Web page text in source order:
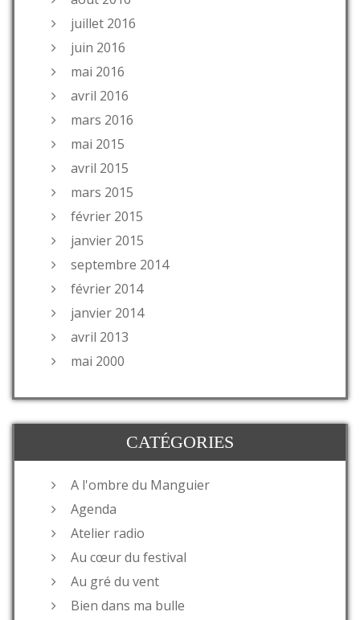
juillet 2016
juin 2016
mai 2016
avril 2016
mars 2016
mai 2015
avril 2015
mars 2015
février 2015
janvier 2015
septembre 2014
février 2014
janvier 2014
avril 2013
mai 2000
CATÉGORIES
A l'ombre du Manguier
Agenda
Atelier radio
Au cœur du festival
Au gré du vent
Bien dans ma bulle